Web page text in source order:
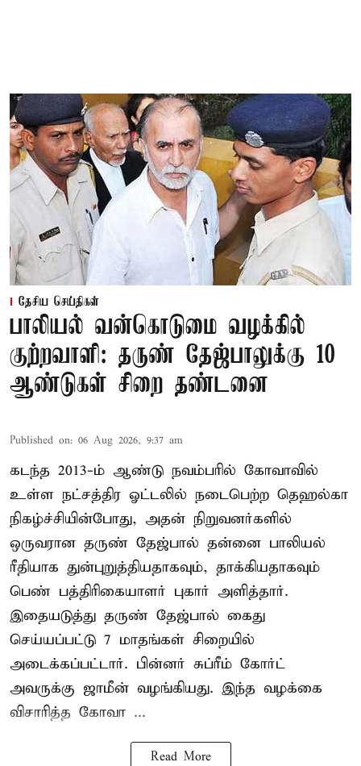
தேசிய செய்திகள்
பாலியல் வன்கொடுமை வழக்கில்
குற்றவாளி: தருண் தேஜ்பாலுக்கு 10
ஆண்டுகள் சிறை தண்டனை
Published on: 06 Aug 2026, 9:37 am
கடந்த 2013-ம் ஆண்டு நவம்பரில் கோவாவில்
உள்ள நட்சத்திர ஓட்டலில் நடைபெற்ற தெஹல்கா
நிகழ்ச்சியின்போது, அதன் நிறுவனர்களில்
ஒருவரான தருண் தேஜ்பால் தன்னை பாலியல்
ரீதியாக துன்புறுத்தியதாகவும், தாக்கியதாகவும்
பெண் பத்திரிகையாளர் புகார் அளித்தார்.
இதையடுத்து தருண் தேஜ்பால் கைது
செய்யப்பட்டு 7 மாதங்கள் சிறையில்
அடைக்கப்பட்டார். பின்னர் சுப்ரீம் கோர்ட்
அவருக்கு ஜாமீன் வழங்கியது. இந்த வழக்கை
விசாரித்த கோவா ...
Read More